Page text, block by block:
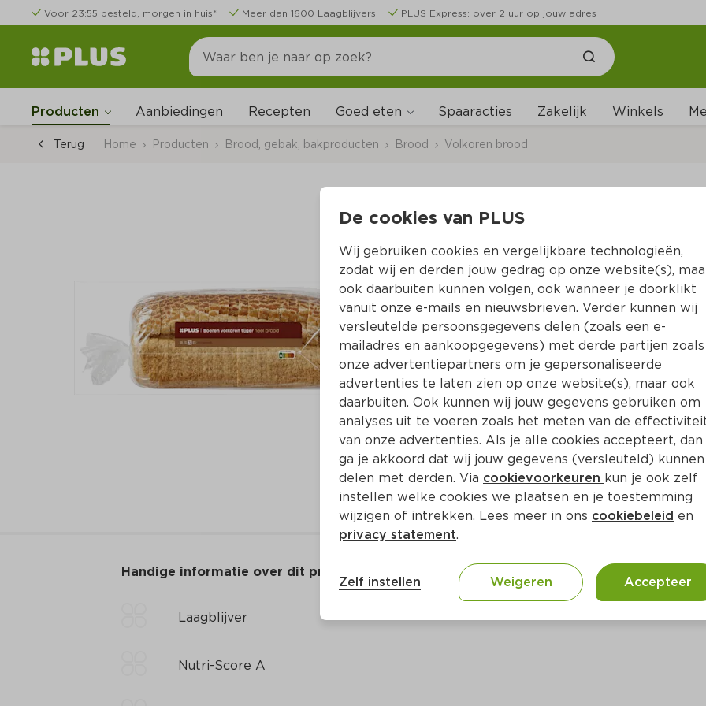
Voor 23:55 besteld, morgen in huis* Meer dan 1600 Laagblijvers PLUS Express: over 2 uur op jouw adres
Producten Aanbiedingen Recepten Goed eten Spaaracties Zakelijk Winkels
Terug Home Producten Brood, gebak, bakproducten Brood Volkoren brood
PLUS Volkoren tijger
Per Zak 1 st
1.25
Toevoegen
Handige informatie over dit product
Laagblijver
Nutri-Score A
De cookies van PLUS
Wij gebruiken cookies en vergelijkbare technologieën,
zodat wij en derden jouw gedrag op onze website(s),
ook daarbuiten kunnen volgen, ook wanneer je doorklikt
vanuit onze e-mails en nieuwsbrieven. Verder kunnen wij
versleutelde persoonsgegevens delen (zoals een e-
mailadres en aankoopgegevens) met derde partijen zoals
onze advertentiepartners om je gepersonaliseerde
advertenties te laten zien op onze website(s), maar ook
daarbuiten. Ook kunnen wij jouw gegevens gebruiken om
analyses uit te voeren zoals het meten van de
van onze advertenties. Als je alle cookies accepteert, dan
ga je akkoord dat wij jouw gegevens (versleuteld) kunnen
delen met derden. Via cookievoorkeuren kun je ook zelf
instellen welke cookies we plaatsen en je toestemming
wijzigen of intrekken. Lees meer in ons cookiebeleid en
privacy statement.
Zelf instellen Weigeren Accepteer